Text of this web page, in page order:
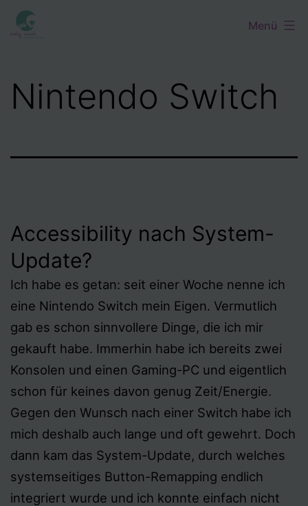
Zum
Inhalt
Menü
Nintendo Switch
Accessibility nach System-
Update?
Ich habe es getan: seit einer Woche nenne ich
eine Nintendo Switch mein Eigen. Vermutlich
gab es schon sinnvollere Dinge, die ich mir
gekauft habe. Immerhin habe ich bereits zwei
Konsolen und einen Gaming-PC und eigentlich
schon für keines davon genug Zeit/Energie.
Gegen den Wunsch nach einer Switch habe ich
mich deshalb auch lange und oft gewehrt. Doch
dann kam das System-Update, durch welches
systemseitiges Button-Remapping endlich
integriert wurde und ich konnte einfach nicht